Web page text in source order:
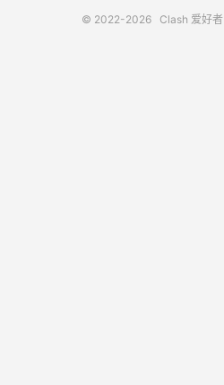
© 2022-2026 Clash 爱好者